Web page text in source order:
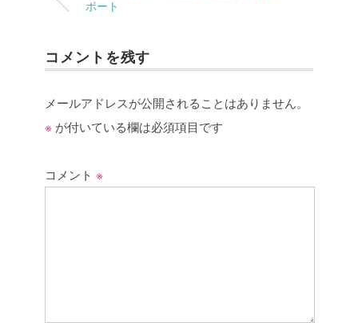
ポート
コメントを残す
メールアドレスが公開されることはありません。
※ が付いている欄は必須項目です
コメント ※